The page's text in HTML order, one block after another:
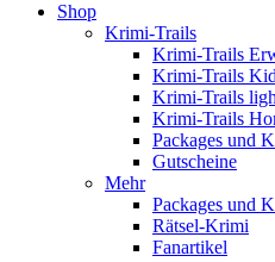
Shop
Krimi-Trails
Krimi-Trails
Krimi-Trails
Krimi-Trails
Krimi-Trails
Packages und
Gutscheine
Mehr
Packages und
Rätsel-Krimi
Fanartikel